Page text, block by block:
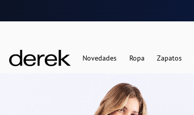
Novedades Ropa Zapatos